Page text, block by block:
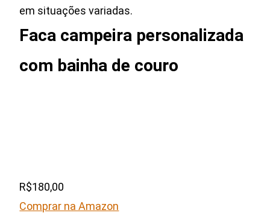
em situações variadas.
Faca campeira personalizada
com bainha de couro
R$180,00
Comprar na Amazon